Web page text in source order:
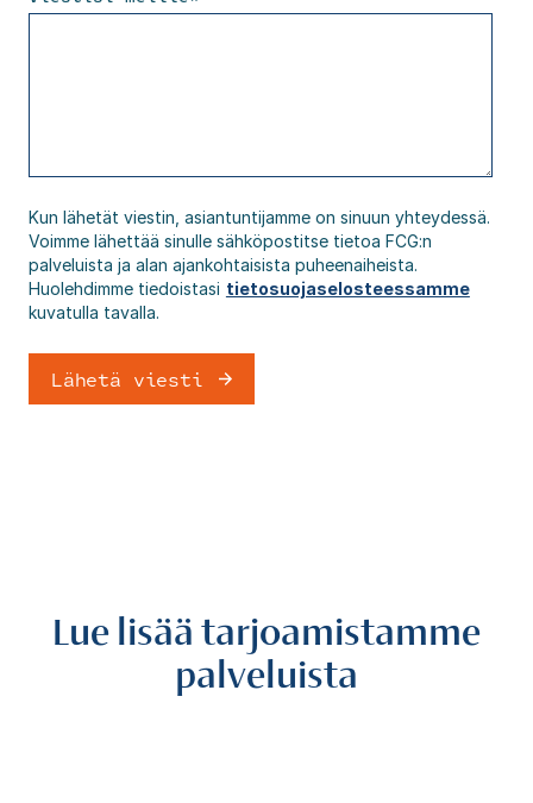
Kun lähetät viestin, asiantuntijamme on sinuun yhteydessä.
Voimme lähettää sinulle sähköpostitse tietoa FCG:n
palveluista ja alan ajankohtaisista puheenaiheista.
Huolehdimme tiedoistasi tietosuojaselosteessamme
kuvatulla tavalla.
Lue lisää tarjoamistamme
palveluista